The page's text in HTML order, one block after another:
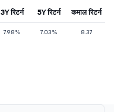
3Y रिटर्न 5Y रिटर्न कमाल रिटर्न
7.98% 7.03% 8.37